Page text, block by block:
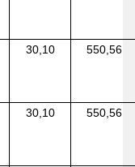
30,10 550,56
30,10 550,56